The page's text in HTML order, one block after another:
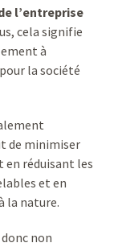
l’entreprise
cela signifie
à
la société
de minimiser
en réduisant les
et en
la nature.
non